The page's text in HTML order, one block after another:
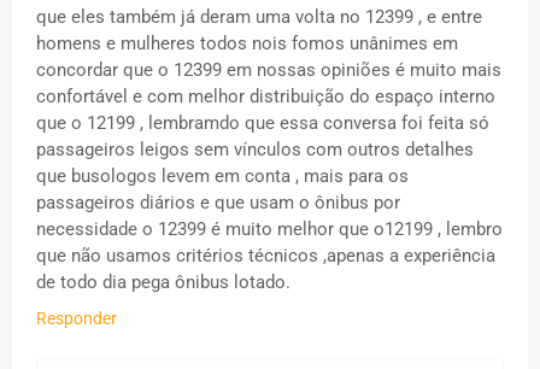
que eles também já deram uma volta no 12399 , e entre
homens e mulheres todos nois fomos unânimes em
concordar que o 12399 em nossas opiniões é muito mais
confortável e com melhor distribuição do espaço interno
que o 12199 , lembramdo que essa conversa foi feita só
passageiros leigos sem vínculos com outros detalhes
que busologos levem em conta , mais para os
passageiros diários e que usam o ônibus por
necessidade o 12399 é muito melhor que o12199 , lembro
que não usamos critérios técnicos ,apenas a experiência
de todo dia pega ônibus lotado.
Responder